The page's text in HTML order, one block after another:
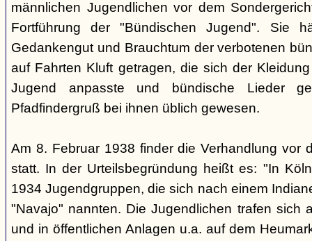
männlichen Jugendlichen vor dem
Fortführung der "Bündischen Jugend". Sie
Gedankengut und Brauchtum der verbotenen
auf Fahrten Kluft getragen, die sich der
Jugend anpasste und bündische Lieder
Pfadfindergruß bei ihnen üblich gewesen.
Am 8. Februar 1938 finder die Verhandlung vor
statt. In der Urteilsbegründung heißt es: "In
1934 Jugendgruppen, die sich nach einem
"Navajo" nannten. Die Jugendlichen trafen sich
und in öffentlichen Anlagen u.a. auf dem